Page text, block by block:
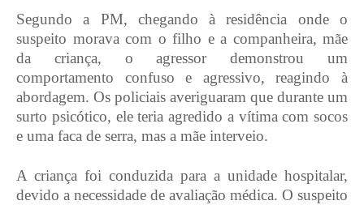
Segundo a PM, chegando à residência onde o
suspeito morava com o filho e a companheira, mãe
da criança, o agressor demonstrou um
comportamento confuso e agressivo, reagindo à
abordagem. Os policiais averiguaram que durante um
surto psicótico, ele teria agredido a vítima com socos
e uma faca de serra, mas a mãe interveio.
A criança foi conduzida para a unidade hospitalar,
devido a necessidade de avaliação médica. O suspeito